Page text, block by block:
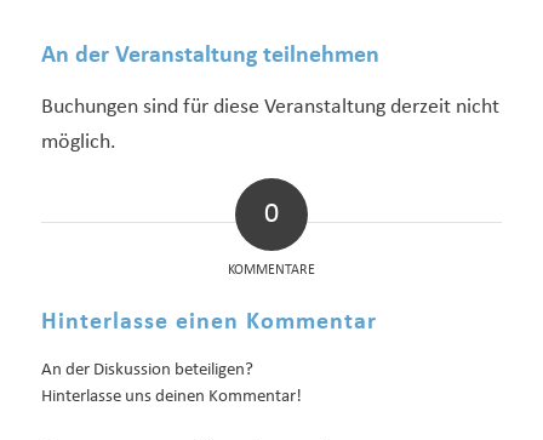
An der Veranstaltung teilnehmen
Buchungen sind für diese Veranstaltung derzeit nicht
möglich.
0
KOMMENTARE
Hinterlasse einen Kommentar
An der Diskussion beteiligen?
Hinterlasse uns deinen Kommentar!